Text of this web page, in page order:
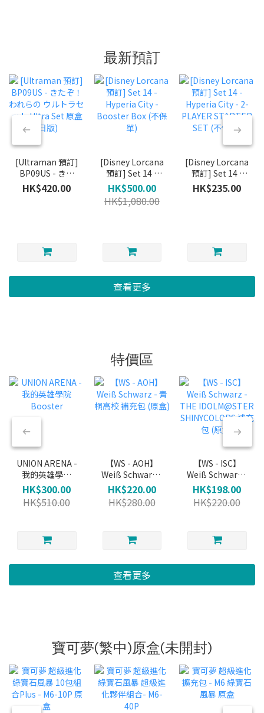
最新預訂
[Ultraman 預訂]
BP09US - きた
ぞ！われらの ウ
ルトラセット
HK$420.00
[Disney Lorcana
預訂] Set 14 -
Hyperia City -
Booster Box (不
保單)
HK$500.00
HK$1,080.00
[Disney Lorcana
預訂] Set 14 -
Hyperia City - 2-
PLAYER
HK$235.00
查看更多
特價區
UNION ARENA -
我的英雄學院
Booster
HK$300.00
HK$510.00
【WS - AOH】
Weiß Schwarz -
青桐高校 補充包
(原盒)
HK$220.00
HK$280.00
【WS - ISC】
Weiß Schwarz -
THE
IDOLM@STER
SHINYCOLORS
HK$198.00
HK$220.00
查看更多
寶可夢(繁中)原盒(未開封)